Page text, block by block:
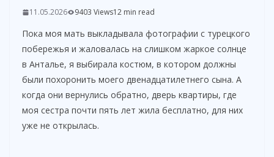
11.05.2026 9403 Views12 min read
Пока моя мать выкладывала фотографии с турецкого
побережья и жаловалась на слишком жаркое солнце
в Анталье, я выбирала костюм, в котором должны
были похоронить моего двенадцатилетнего сына. А
когда они вернулись обратно, дверь квартиры, где
моя сестра почти пять лет жила бесплатно, для них
уже не открылась.